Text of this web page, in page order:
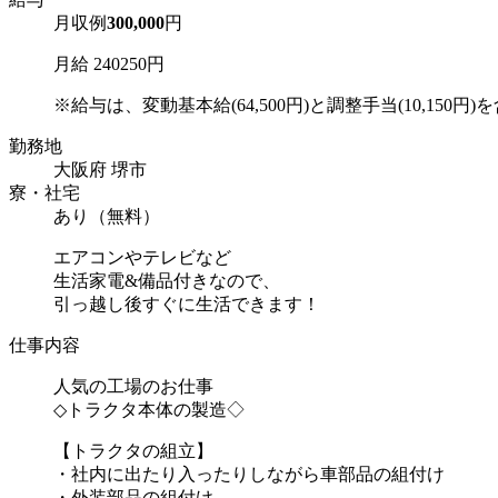
月収例300,000円
月給 240250円
※給与は、変動基本給(64,500円)と調整手当(10,150円)を
勤務地
大阪府 堺市
寮・社宅
あり（無料）
エアコンやテレビなど
生活家電&備品付きなので、
引っ越し後すぐに生活できます！
仕事内容
人気の工場のお仕事
◇トラクタ本体の製造◇
【トラクタの組立】
・社内に出たり入ったりしながら車部品の組付け